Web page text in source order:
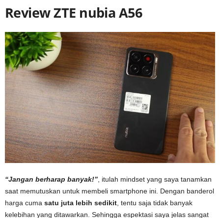
Review ZTE nubia A56
“Jangan berharap banyak!” , itulah mindset yang saya tanamkan
saat memutuskan untuk membeli smartphone ini. Dengan banderol
harga cuma satu juta lebih sedikit , tentu saja tidak banyak
kelebihan yang ditawarkan. Sehingga espektasi saya jelas sangat